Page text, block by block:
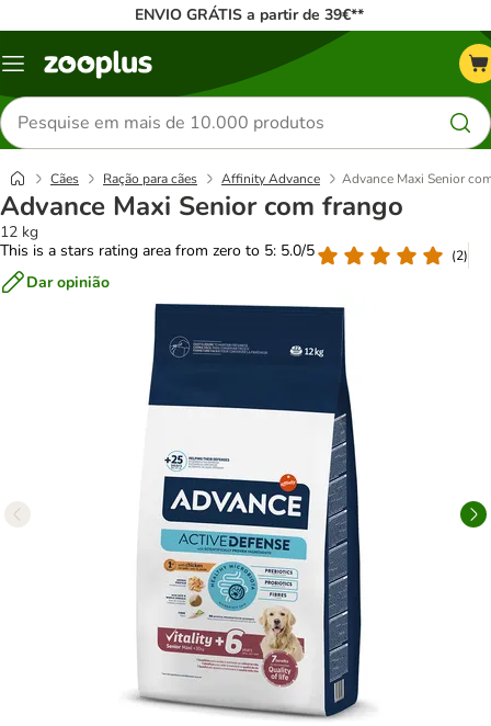
ENVIO GRÁTIS a partir de 39€**
Menu
Pesquisar
produtos
Cães Ração para cães Affinity Advance Advance Maxi Senior
Advance Maxi Senior com frango
12 kg
This is a stars rating area from zero to 5: 5.0/5
(2)
Dar opinião